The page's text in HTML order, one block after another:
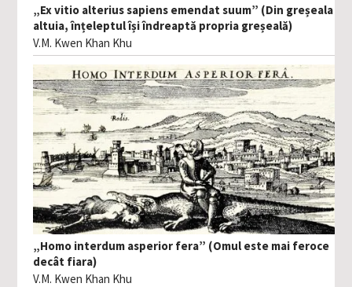
„Ex vitio alterius sapiens emendat suum” (Din greșeala
altuia, înțeleptul își îndreaptă propria greșeală)
V.M. Kwen Khan Khu
„Homo interdum asperior fera” (Omul este mai feroce
decât fiara)
V.M. Kwen Khan Khu